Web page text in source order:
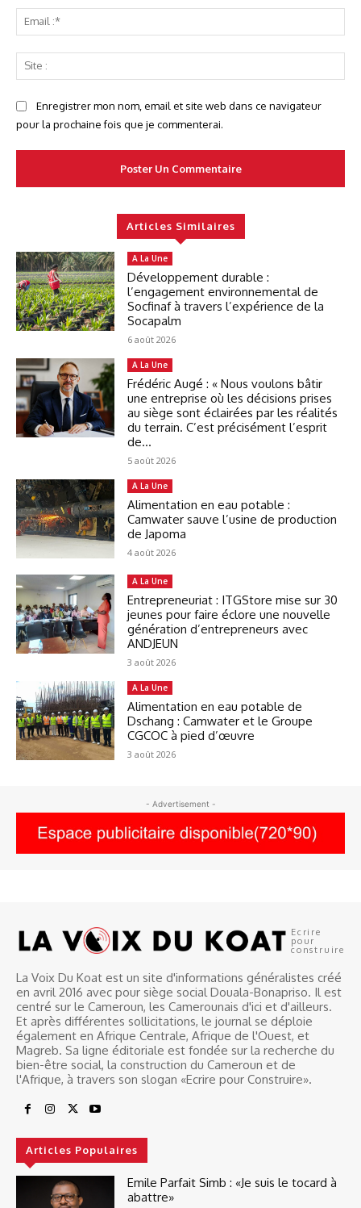
:*
:
Enregistrer mon nom, email et site web dans ce navigateur
pour la prochaine fois que je commenterai.
Articles Similaires
A La Une
Développement durable :
l’engagement environnemental de
Socfinaf à travers l’expérience de la
Socapalm
6 août 2026
A La Une
Frédéric Augé : « Nous voulons bâtir
une entreprise où les décisions prises
au siège sont éclairées par les réalités
du terrain. C’est précisément l’esprit
de...
5 août 2026
A La Une
Alimentation en eau potable :
Camwater sauve l’usine de production
de Japoma
4 août 2026
A La Une
Entrepreneuriat : ITGStore mise sur 30
jeunes pour faire éclore une nouvelle
génération d’entrepreneurs avec
ANDJEUN
3 août 2026
A La Une
Alimentation en eau potable de
Dschang : Camwater et le Groupe
CGCOC à pied d’œuvre
3 août 2026
- Advertisement -
Ecrire
pour
construire
La Voix Du Koat est un site d'informations généralistes créé
en avril 2016 avec pour siège social Douala-Bonapriso. Il est
centré sur le Cameroun, les Camerounais d'ici et d'ailleurs.
Et après différentes sollicitations, le journal se déploie
également en Afrique Centrale, Afrique de l'Ouest, et
Magreb. Sa ligne éditoriale est fondée sur la recherche du
bien-être social, la construction du Cameroun et de
l'Afrique, à travers son slogan «Ecrire pour Construire».
Articles Populaires
Emile Parfait Simb : «Je suis le tocard à
abattre»